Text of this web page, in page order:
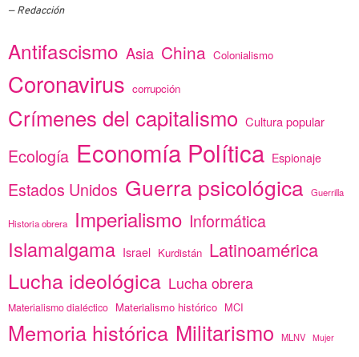
Redacción
Antifascismo Asia China Colonialismo
Coronavirus corrupción
Crímenes del capitalismo Cultura popular
Ecología Economía Política Espionaje
Estados Unidos Guerra psicológica Guerrilla
Historia obrera Imperialismo Informática
Islamalgama Israel Kurdistán Latinoamérica
Lucha ideológica Lucha obrera
Materialismo dialéctico Materialismo histórico MCI
Memoria histórica Militarismo MLNV Mujer